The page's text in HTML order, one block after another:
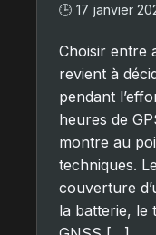
🕒 17 janvier
Choisir entre
revient à
pendant
heures de
montre au
techniques.
couverture
la batterie, le